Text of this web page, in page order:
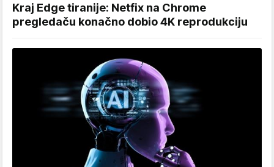
Kraj Edge tiranije: Netfix na Chrome
pregledaču konačno dobio 4K reprodukciju